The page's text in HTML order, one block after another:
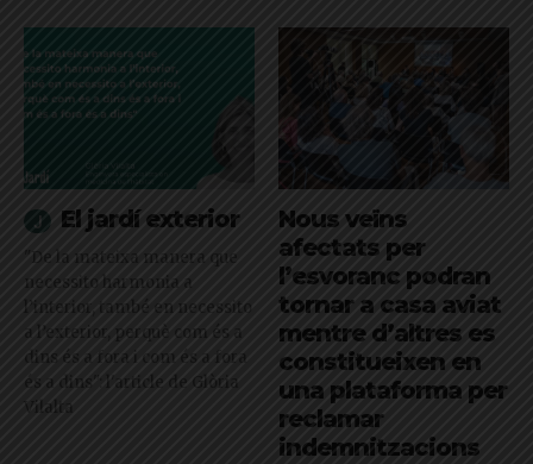
El jardí exterior
"De la mateixa manera que
necessito harmonia a
l’interior, també en necessito
a l’exterior, perquè com és a
dins és a fora i com és a fora
és a dins": l'article de Glòria
Vilalta
Nous veïns
afectats per
l’esvoranc podran
tornar a casa aviat
mentre d’altres es
constitueixen en
una plataforma per
reclamar
indemnitzacions